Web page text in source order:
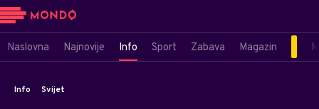
Naslovna Najnovije Info Sport Zabava Magazin
Info Svijet